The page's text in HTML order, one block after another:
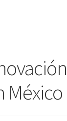
México